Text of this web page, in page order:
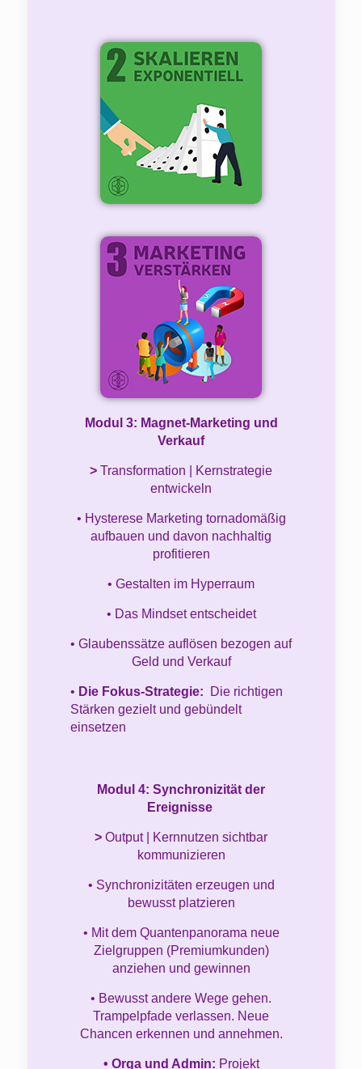
Modul 3: Magnet-Marketing und
Verkauf
> Transformation | Kernstrategie
entwickeln
• Hysterese Marketing tornadomäßig
aufbauen und davon nachhaltig
profitieren
• Gestalten im Hyperraum
• Das Mindset entscheidet
• Glaubenssätze auflösen bezogen auf
Geld und Verkauf
• Die Fokus-Strategie: Die richtigen
Stärken gezielt und gebündelt
einsetzen
Modul 4: Synchronizität der
Ereignisse
> Output | Kernnutzen sichtbar
kommunizieren
• Synchronizitäten erzeugen und
bewusst platzieren
• Mit dem Quantenpanorama neue
Zielgruppen (Premiumkunden)
anziehen und gewinnen
• Bewusst andere Wege gehen.
Trampelpfade verlassen. Neue
Chancen erkennen und annehmen.
• Orga und Admin: Projekt